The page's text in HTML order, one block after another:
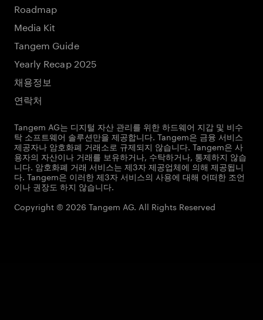
Roadmap
Media Kit
Tangem Guide
Yearly Recap 2025
채용정보
연락처
Tangem AG는 디지털 자산 관리를 위한 하드웨어 지갑 및 비수
탁 소프트웨어 솔루션만을 제공합니다. Tangem은 금융 서비스
제공자나 암호화폐 거래소로 규제되지 않습니다. Tangem은 사
용자의 자산이나 거래를 보유하거나, 수탁하거나, 통제하지 않습
니다. 암호화폐 거래 서비스는 제3자 제공업체에 의해 제공됩니
다. Tangem은 이러한 제3자 서비스의 사용에 대해 어떠한 조언
이나 권장도 하지 않습니다.